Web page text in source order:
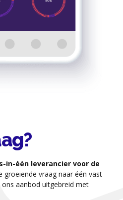
in-één leverancier voor de
groeiende vraag naar één vast
aanbod uitgebreid met